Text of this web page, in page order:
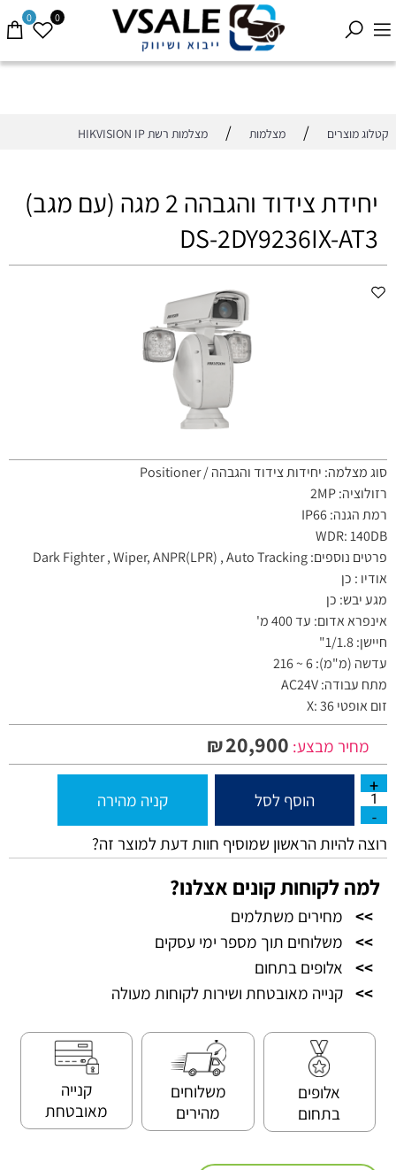
0 0
קטלוג מוצרים / מצלמות / מצלמות רשת HIKVISION IP
יחידת צידוד והגבהה 2 מגה (עם מגב)
DS-2DY9236IX-AT3
סוג מצלמה: יחידות צידוד והגבהה / Positioner
רזולוציה: 2MP
רמת הגנה: IP66
WDR: 140DB
פרטים נוספים: Dark Fighter , Wiper, ANPR(LPR) , Auto Tracking
אודיו : כן
מגע יבש: כן
אינפרא אדום: עד 400 מ'
חיישן: 1/1.8"
עדשה (מ"מ): 6 ~ 216
מתח עבודה: AC24V
זום אופטי X: 36
מחיר מבצע: ₪20,900
הוסף לסל קניה מהירה
רוצה להיות הראשון שמוסיף חוות דעת למוצר זה?
למה לקוחות קונים אצלנו?
>>
מחירים משתלמים
>>
משלוחים תוך מספר ימי עסקים
>>
אלופים בתחום
>> קנייה מאובטחת ושירות לקוחות מעולה
אלופים
בתחום
משלוחים
מהירים
קנייה
מאובטחת